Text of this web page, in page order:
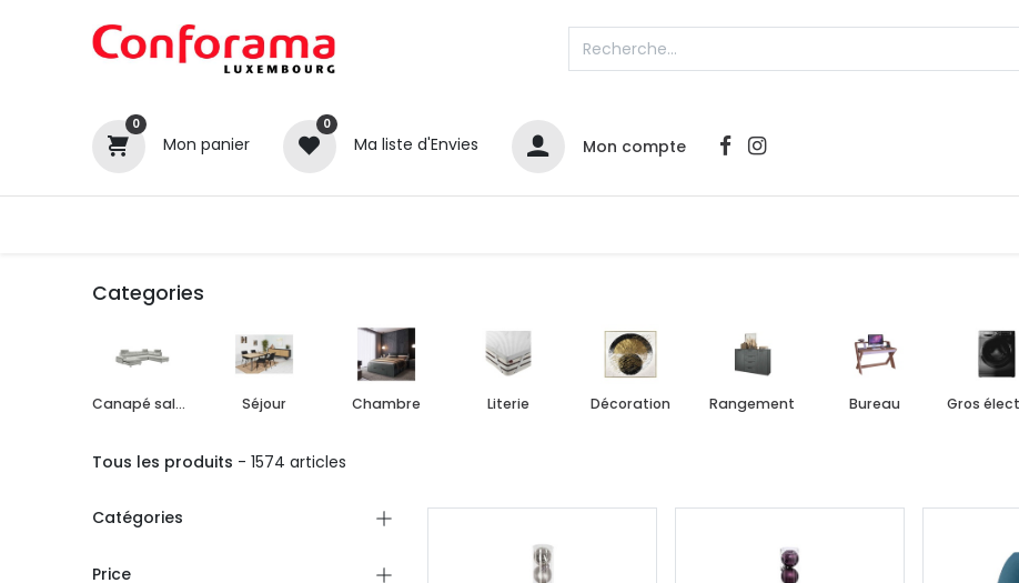
0
Mon panier
0
Ma liste d'Envies Mon compte
Categories
Canapé salon Séjour Chambre Literie Décoration Rangement Bureau
Tous les produits - 1574 articles
Catégories
Price